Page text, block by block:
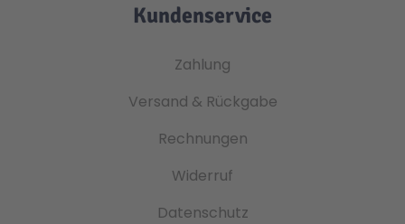
Kundenservice
Zahlung
Versand & Rückgabe
Rechnungen
Widerruf
Datenschutz